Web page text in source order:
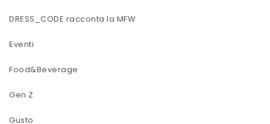
DRESS_CODE racconta la MFW
Eventi
Food&Beverage
Gen Z
Gusto